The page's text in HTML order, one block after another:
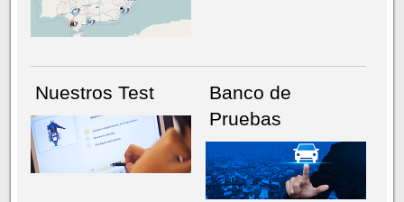
NÚMERO ACTUALHEMEROTECA
Nuestros Test
Banco de
Pruebas